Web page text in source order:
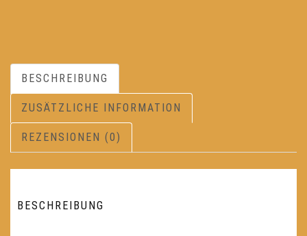
BESCHREIBUNG
ZUSÄTZLICHE INFORMATION
REZENSIONEN (0)
BESCHREIBUNG